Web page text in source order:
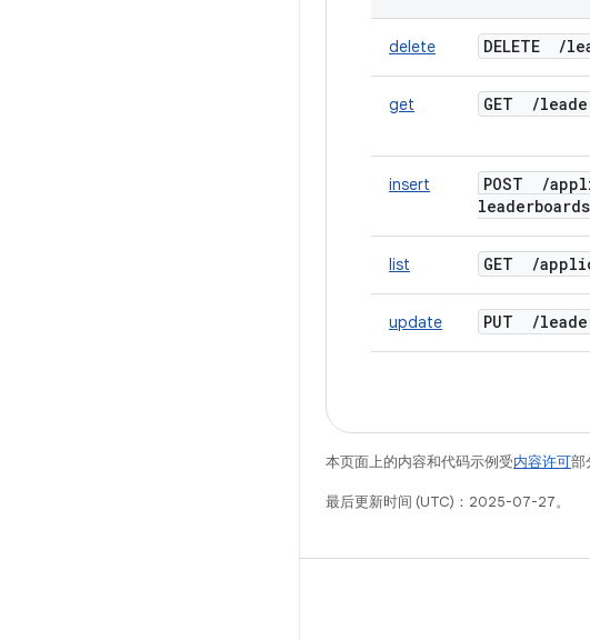
delete DELETE /
get GET /
insert POST /
leaderboards
list GET /
update PUT /
本页面上的内容和代码示例受内容许可部
最后更新时间 (UTC)：2025-07-27。